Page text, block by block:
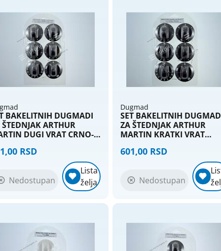
BAKELITNIH DUGMADI
ARTHUR
DUGI VRAT CRNO-
RSD
Nedostupan
Lista
želja
Dugmad
SET BAKELITNIH
ZA ŠTEDNJAK ARTHUR
MARTIN KRATKI VRAT
DS010
601,00 RSD
Nedostupan